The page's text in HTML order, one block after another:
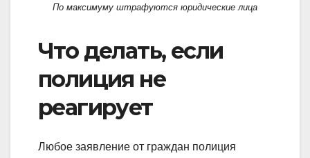
По максимуму штрафуются юридические лица
Что делать, если
полиция не
реагирует
Любое заявление от граждан полиция